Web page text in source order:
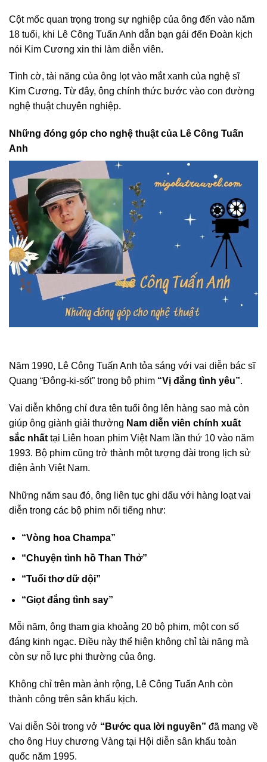
Cột mốc quan trọng trong sự nghiệp của ông đến vào năm
18 tuổi, khi Lê Công Tuấn Anh dẫn bạn gái đến Đoàn kịch
nói Kim Cương xin thi làm diễn viên.
Tình cờ, tài năng của ông lọt vào mắt xanh của nghệ sĩ
Kim Cương. Từ đây, ông chính thức bước vào con đường
nghệ thuật chuyên nghiệp.
Những đóng góp cho nghệ thuật của Lê Công Tuấn
Anh
Năm 1990, Lê Công Tuấn Anh tỏa sáng với vai diễn bác sĩ
Quang “Đông-ki-sốt” trong bộ phim “Vị đắng tình yêu”.
Vai diễn không chỉ đưa tên tuổi ông lên hàng sao mà còn
giúp ông giành giải thưởng Nam diễn viên chính xuất
sắc nhất tại Liên hoan phim Việt Nam lần thứ 10 vào năm
1993. Bộ phim cũng trở thành một tượng đài trong lịch sử
điện ảnh Việt Nam.
Những năm sau đó, ông liên tục ghi dấu với hàng loạt vai
diễn trong các bộ phim nổi tiếng như:
“Vòng hoa Champa”
“Chuyện tình hồ Than Thở”
“Tuổi thơ dữ dội”
“Giọt đắng tình say”
Mỗi năm, ông tham gia khoảng 20 bộ phim, một con số
đáng kinh ngạc. Điều này thể hiện không chỉ tài năng mà
còn sự nỗ lực phi thường của ông.
Không chỉ trên màn ảnh rộng, Lê Công Tuấn Anh còn
thành công trên sân khấu kịch.
Vai diễn Sỏi trong vở “Bước qua lời nguyền” đã mang về
cho ông Huy chương Vàng tại Hội diễn sân khấu toàn
quốc năm 1995.